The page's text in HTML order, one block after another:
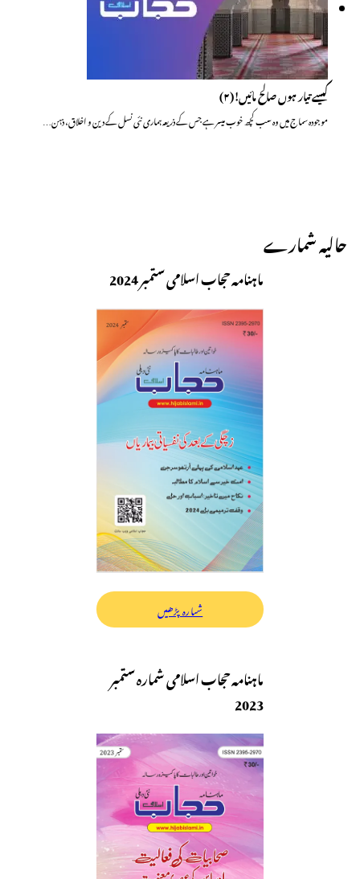
کیسے تیار ہوں صالح مائیں!(۲)
موجودہ سماج میں وہ سب کچھ خوب میسر ہے جس کے ذریعہ ہماری نئی نسل کے دین و اخلاق، ذہن…
حالیہ شمارے
ماہنامہ حجاب اسلامی ستمبر 2024
شمارہ پڑھیں
ماہنامہ حجاب اسلامی شمارہ ستمبر
2023